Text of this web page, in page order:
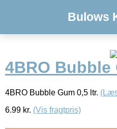
Bulows
4BRO Bubble
4BRO Bubble Gum 0,5 ltr.
6.99 kr. (Vis fragtpris)